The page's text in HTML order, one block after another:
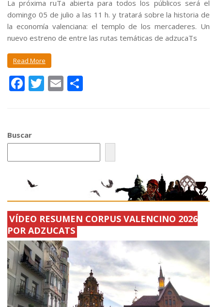
La próxima ruTa abierta para todos los públicos será el
domingo 05 de julio a las 11 h. y tratará sobre la historia de
la economía valenciana: el templo de los mercaderes. Un
nuevo estreno de entre las rutas temáticas de adzucaTs
Read More
F
b
o
o
k
T E
ar
ti
Buscar
VÍDEO RESUMEN CORPUS VALENCINO 2026
POR ADZUCATS